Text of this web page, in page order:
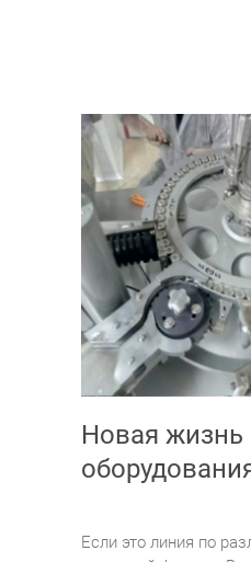
Новая жизнь
Если это линия по